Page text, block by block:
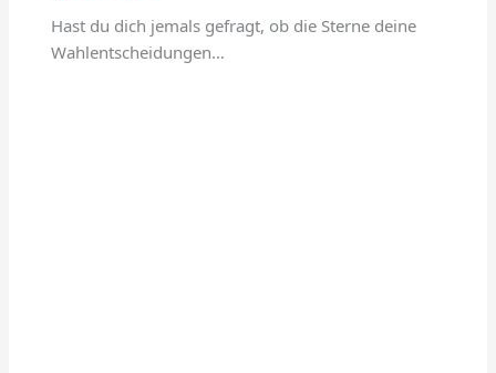
Hast du dich jemals gefragt, ob die Sterne deine
Wahlentscheidungen…